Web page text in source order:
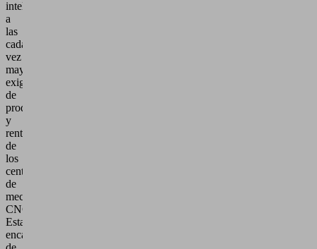
inteligente
a
las
cada
vez
mayores
exigencias
de
productividad
y
rentabilidad
de
los
centros
de
mecanizado
CNC.
Estaremos
encantados